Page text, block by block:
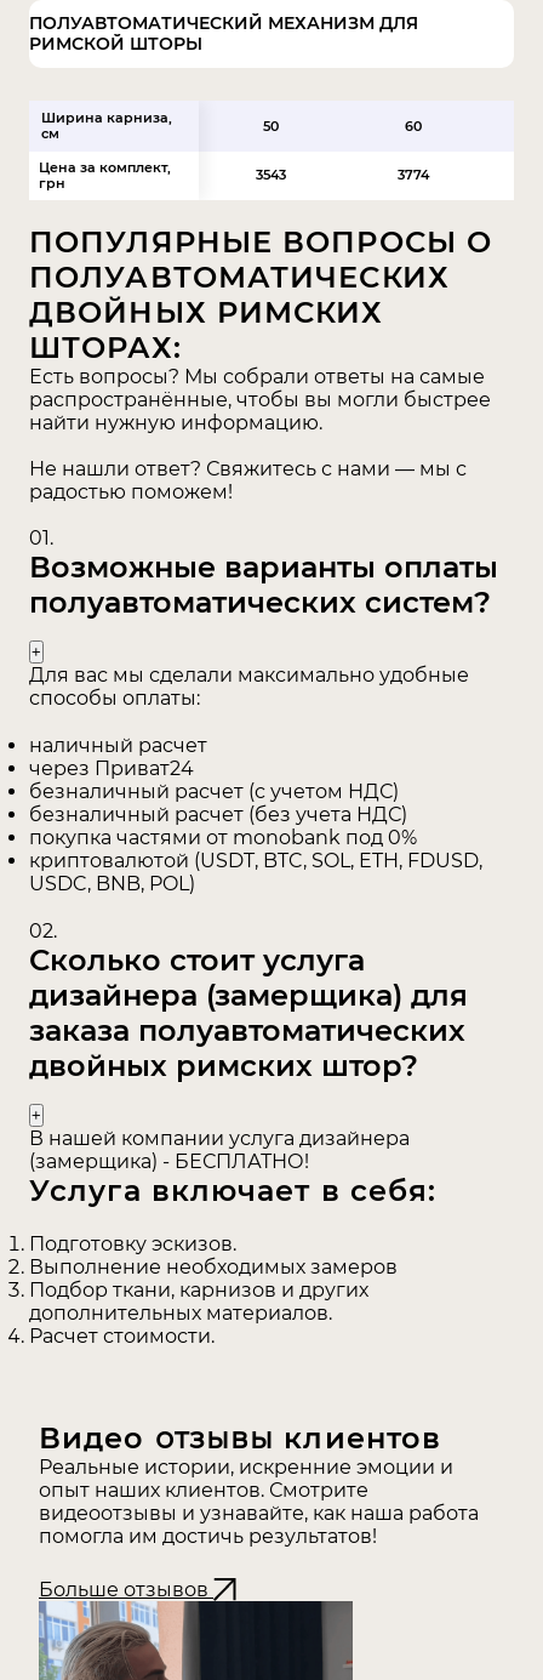
Преимущества штор с
Обращаем ваше внимание к плюсам
Экономичность- поскольку расход ткани для
них минимальная (все зависит от того, где
расположена будет штора: внутри или
снаружи проема).
Практичность- возможность регулировки
световых потоков.
Удобство- значимый элемент римских штор в
том, что они создают мягкое освещение,
Благодаря редуктору, именно в
полуавтоматических системах, римские шторы
поднимаются вручную цепочкой, а вот
опускаются автоматически.
Особенности системы
«День-ночь» (двойных
Система двойных римских штор «день-ночь» -
это две римские шторы закреплены на одном
карнизе. В большинстве случаев такой
системой штор пользуются для установки в
спальне и гостиной.
Как работает система
автоспуск в декоре?
В работе такой системы забываем о
переборки бусин подвески, чтобы опустить
штору. Все гораздо легче и проще. Возможно
когда штора опустится на нужную вам длину,
таким же касанием и останавливаем.
Вот и весь секрет, почему с такой системой
эксплуатацию и надежно служат вам и
украшают ваш оконный проем.
Какие преимущества у
экономия вашего времени;
механизм останавливает штору, где вам
удобно и необходимо;
бруски или веревки для спуска римских штор
не запутываются, что может раздражать
особенно в спешке;
Компания «Алсер» всегда за простоту, поэтому
ПОЛУАВТОМАТИЧЕСКИЙ МЕХАНИЗМ ДЛЯ
РИМСКОЙ ШТОРЫ
Ширина карниза,
см
Цена за комплект,
грн
50 60
3543 3774
ПОПУЛЯРНЫЕ ВОПРОСЫ О
ПОЛУАВТОМАТИЧЕСКИХ
ДВОЙНЫХ РИМСКИХ
ШТОРАХ:
Есть вопросы? Мы собрали ответы на самые
распространённые, чтобы вы могли быстрее
найти нужную информацию.
Не нашли ответ? Свяжитесь с нами — мы с
радостью поможем!
01.
Возможные варианты оплаты
полуавтоматических систем?
Для вас мы сделали максимально удобные
способы оплаты:
наличный расчет
через Приват24
безналичный расчет (с учетом НДС)
безналичный расчет (без учета НДС)
покупка частями от monobank под 0%
криптовалютой (USDT, BTC, SOL, ETH, FDUSD,
USDC, BNB, POL)
02.
Сколько стоит услуга
дизайнера (замерщика) для
заказа полуавтоматических
двойных римских штор?
В нашей компании услуга дизайнера
(замерщика) - БЕСПЛАТНО!
Услуга включает в себя:
Подготовку эскизов.
Выполнение необходимых замеров
Подбор ткани, карнизов и других
дополнительных материалов.
Расчет стоимости.
Видео отзывы клиентов
Реальные истории, искренние эмоции и
опыт наших клиентов. Смотрите
видеоотзывы и узнавайте, как наша работа
помогла им достичь результатов!
Больше отзывов